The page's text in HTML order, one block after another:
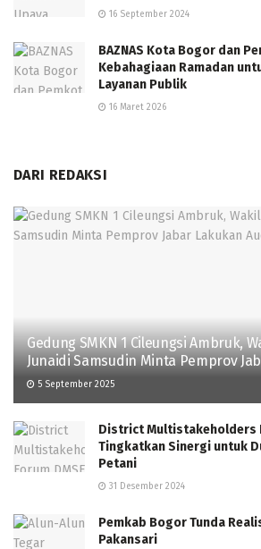
16 September 2024
BAZNAS Kota Bogor dan
Kebahagiaan Ramadan
Layanan Publik
16 Maret 2026
DARI REDAKSI
Gedung SMKN 1 Cileungsi Ambruk,
Junaidi Samsudin Minta Pemprov
5 September 2025
District Multistakeholders
Tingkatkan Sinergi untuk
Petani
31 Desember 2024
Pemkab Bogor Tunda
Pakansari